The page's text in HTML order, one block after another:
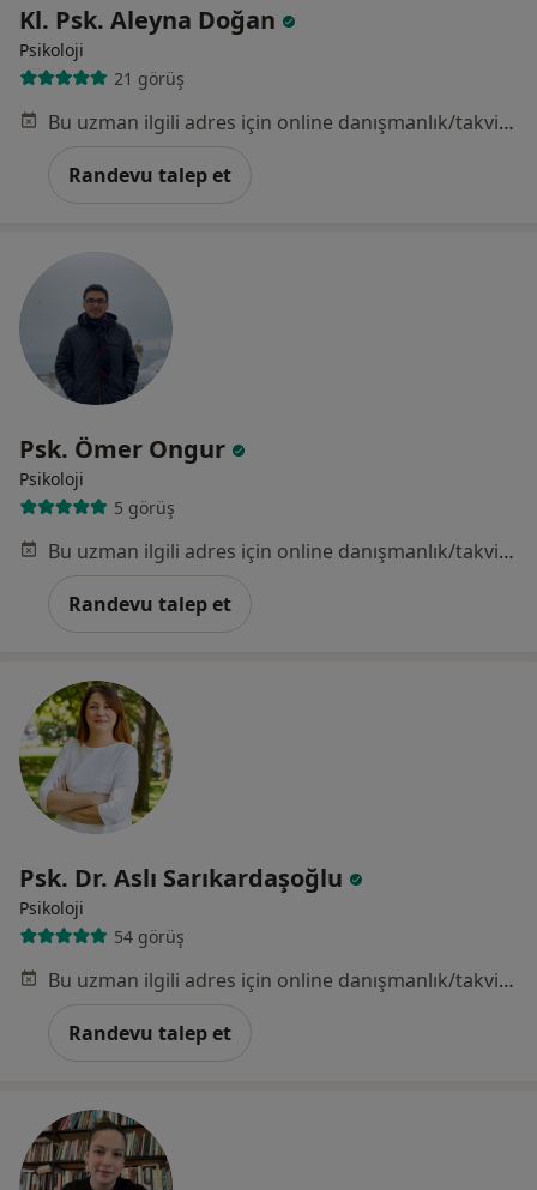
Kl. Psk. Aleyna Doğan
Psikoloji
21 görüş
Bu uzman ilgili adres için online danışmanlık/takvim sunmuyor.
Randevu talep et
Psk. Ömer Ongur
Psikoloji
5 görüş
Bu uzman ilgili adres için online danışmanlık/takvim sunmuyor.
Randevu talep et
Psk. Dr. Aslı Sarıkardaşoğlu
Psikoloji
54 görüş
Bu uzman ilgili adres için online danışmanlık/takvim sunmuyor.
Randevu talep et